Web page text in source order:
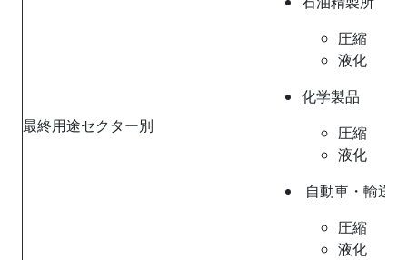
最終用途セクター別
圧縮
液化
化学製品
圧縮
液化
自動車・輸送
圧縮
液化